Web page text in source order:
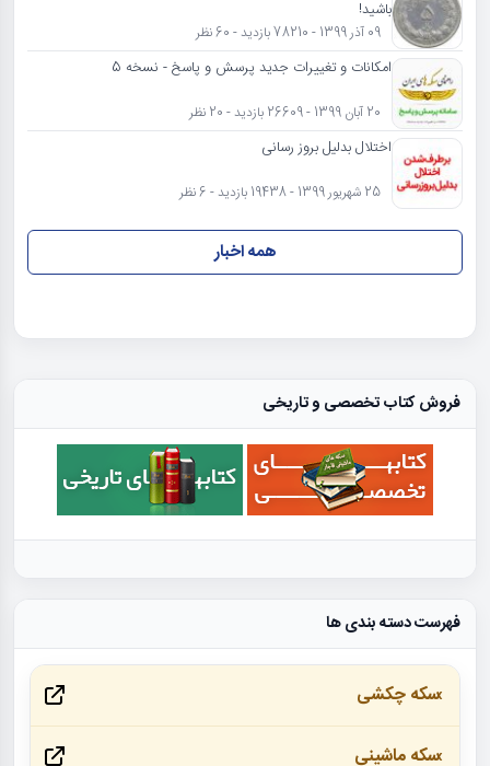
باشید!
09 آذر 1399 - 78210 بازدید - 60 نظر
امکانات و تغییرات جدید پرسش و پاسخ - نسخه 5
20 آبان 1399 - 26609 بازدید - 20 نظر
اختلال بدلیل بروز رسانی
25 شهریور 1399 - 19438 بازدید - 6 نظر
همه اخبار
فروش کتاب تخصصی و تاریخی
فهرست دسته بندی ها
سکه چکشی
سکه ماشینی